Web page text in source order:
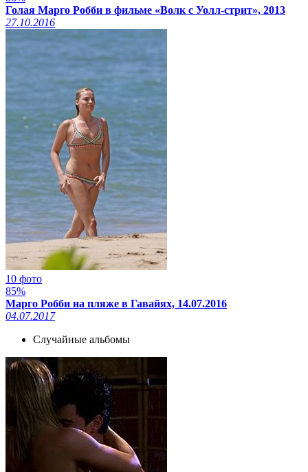
Голая Марго Робби в фильме «Волк с Уолл-стрит», 2013
27.10.2016
10 фото
85%
Марго Робби на пляже в Гавайях, 14.07.2016
04.07.2017
Случайные альбомы